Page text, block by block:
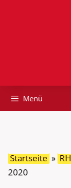
Menü
Startseite »
2020